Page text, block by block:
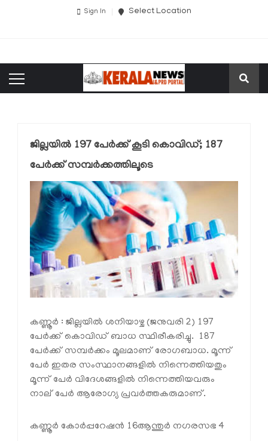
Sign In Select Location
ജില്ലയില്‍ 197 പേര്‍ക്ക് കൂടി കൊവിഡ്; 187
പേര്‍ക്ക് സമ്പര്‍ക്കത്തിലൂടെ
കണ്ണൂര്‍ : ജില്ലയില്‍ ശനിയാഴ്ച (ജനുവരി 2) 197
പേര്‍ക്ക് കൊവിഡ് ബാധ സ്ഥിരീകരിച്ചു. 187
പേര്‍ക്ക് സമ്പര്‍ക്കം മൂലമാണ് രോഗബാധ. മൂന്ന്
പേര്‍ ഇതര സംസ്ഥാനങ്ങളില്‍ നിന്നെത്തിയതും
മൂന്ന് പേര്‍ വിദേശങ്ങളില്‍ നിന്നെത്തിയവരും
നാല് പേര്‍ ആരോഗ്യ പ്രവര്‍ത്തകരുമാണ്.
കണ്ണൂര്‍ കോര്‍പ്പറേഷന്‍ 16ആന്തുര്‍ നഗരസഭ 4